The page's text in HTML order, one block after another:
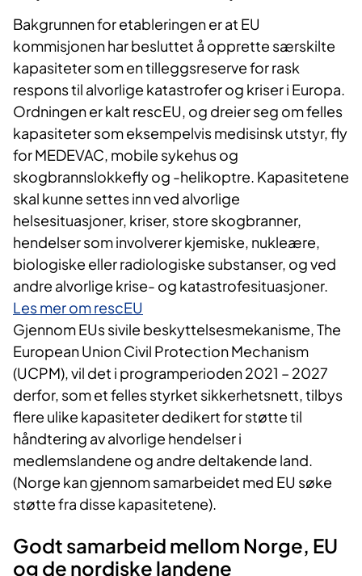
Bakgrunnen for etableringen er at EU
kommisjonen har besluttet å opprette særskilte
kapasiteter som en tilleggsreserve for rask
respons til alvorlige katastrofer og kriser i Europa.
Ordningen er kalt rescEU, og dreier seg om felles
kapasiteter som eksempelvis medisinsk utstyr, fly
for MEDEVAC, mobile sykehus og
skogbrannslokkefly og -helikoptre. Kapasitetene
skal kunne settes inn ved alvorlige
helsesituasjoner, kriser, store skogbranner,
hendelser som involverer kjemiske, nukleære,
biologiske eller radiologiske substanser, og ved
andre alvorlige krise- og katastrofesituasjoner.
Les mer om rescEU
Gjennom EUs sivile beskyttelsesmekanisme, The
European Union Civil Protection Mechanism
(UCPM), vil det i programperioden 2021 – 2027
derfor, som et felles styrket sikkerhetsnett, tilbys
flere ulike kapasiteter dedikert for støtte til
håndtering av alvorlige hendelser i
medlemslandene og andre deltakende land.
(Norge kan gjennom samarbeidet med EU søke
støtte fra disse kapasitetene).
Godt samarbeid mellom Norge, EU
og de nordiske landene